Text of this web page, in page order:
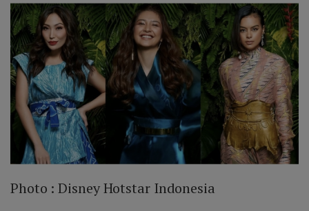
Photo :Disney Hotstar Indonesia